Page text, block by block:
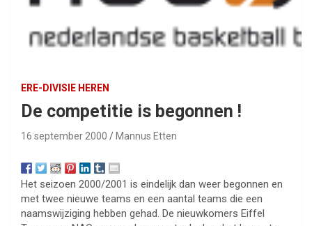
ERE-DIVISIE HEREN
De competitie is begonnen !
16 september 2000 Mannus Etten
Het seizoen 2000/2001 is eindelijk dan weer begonnen en
met twee nieuwe teams en een aantal teams die een
naamswijziging hebben gehad. De nieuwkomers Eiffel